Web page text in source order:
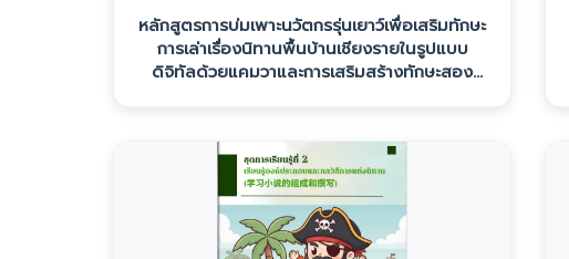
หลักสูตรการบ่มเพาะนวัตกรรุ่นเยาว์เพื่อเสริมทักษะ
การเล่าเรื่องนิทานพื้นบ้านเชียงรายในรูปแบบ
ดิจิทัลด้วยแคมวาและการเสริมสร้างทักษะสอง